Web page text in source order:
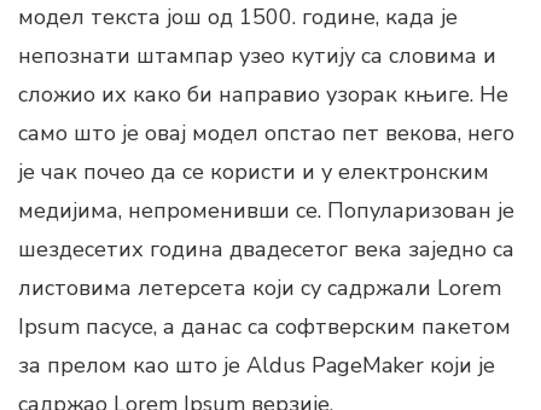
модел текста још од 1500. године, када је
непознати штампар узео кутију са словима и
сложио их како би направио узорак књиге. Не
само што је овај модел опстао пет векова, него
је чак почео да се користи и у електронским
медијима, непроменивши се. Популаризован је
шездесетих година двадесетог века заједно са
листовима летерсета који су садржали Lorem
Ipsum пасусе, а данас са софтверским пакетом
за прелом као што је Aldus PageMaker који је
садржао Lorem Ipsum верзије.